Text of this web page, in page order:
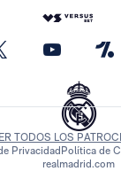
TODOS LOS
Privacidad Política de
realmadrid.com